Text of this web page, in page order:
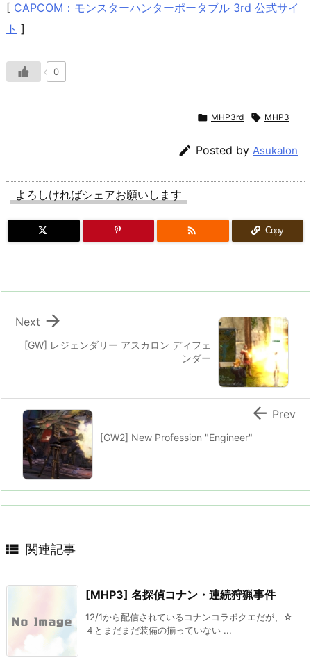
[ CAPCOM：モンスターハンターポータブル 3rd 公式サイ
ト ]
0
 MHP3rd  MHP3
 Posted by Asukalon
よろしければシェアお願いします
 Copy
[GW] レジェンダリー アスカロン ディフェ
ンダー

Next
[GW2] New Profession "Engineer"
 Prev
 関連記事
[MHP3] 名探偵コナン・連続狩猟事件
12/1から配信されているコナンコラボクエだが、☆
４とまだまだ装備の揃っていない ...